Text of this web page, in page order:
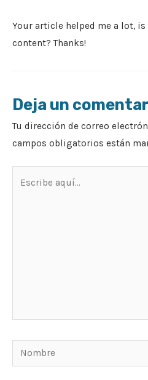
Your article helped me a lot,
content? Thanks!
Deja un
Tu dirección de correo
campos obligatorios están
Nombre